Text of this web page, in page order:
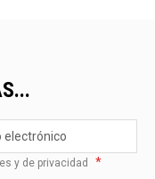
y de privacidad *